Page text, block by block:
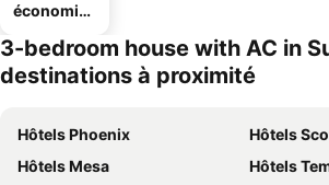
économiq
3-bedroom house with AC in
destinations à proximité
Hôtels Phoenix
Hôtels
Hôtels Mesa
Hôtels